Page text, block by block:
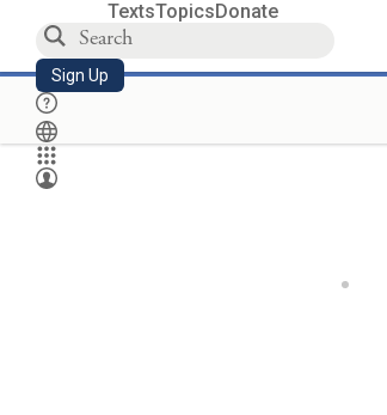
TextsTopicsDonate
Sign Up